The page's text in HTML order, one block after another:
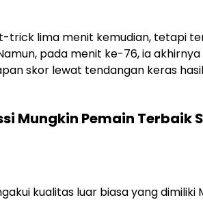
trick lima menit kemudian, tetapi
pada menit ke-76, ia
skor lewat tendangan keras
Mungkin Pemain Terbaik
kualitas luar biasa yang dimiliki